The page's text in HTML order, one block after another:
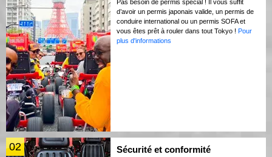
Pas besoin de permis spécial ! Il vous suffit
d’avoir un permis japonais valide, un permis de
conduire international ou un permis SOFA et
vous êtes prêt à rouler dans tout Tokyo ! Pour
plus d'informations
02 Sécurité et conformité